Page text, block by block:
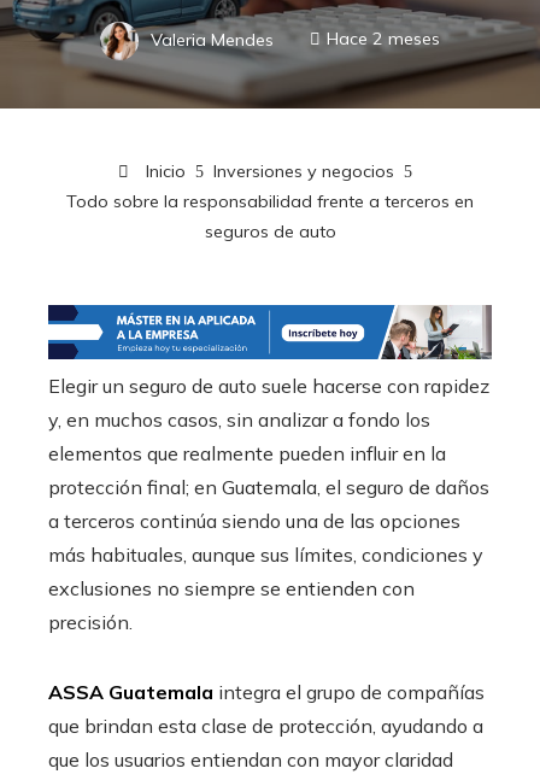
Valeria Mendes Hace 2 meses
Inicio
Inversiones y negocios
Todo sobre la responsabilidad frente a terceros en
seguros de auto
Elegir un seguro de auto suele hacerse con rapidez
y, en muchos casos, sin analizar a fondo los
elementos que realmente pueden influir en la
protección final; en Guatemala, el seguro de daños
a terceros continúa siendo una de las opciones
más habituales, aunque sus límites, condiciones y
exclusiones no siempre se entienden con
precisión.
ASSA Guatemala integra el grupo de compañías
que brindan esta clase de protección, ayudando a
que los usuarios entiendan con mayor claridad